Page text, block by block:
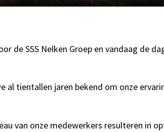
de SSS Nelken Groep en vandaag de
tientallen jaren bekend om onze
van onze medewerkers resulteren in